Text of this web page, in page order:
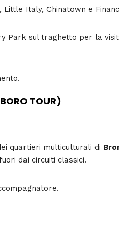
Italy, Chinatown e
Park sul traghetto per la
TOUR)
quartieri multiculturali di
dai circuiti classici.